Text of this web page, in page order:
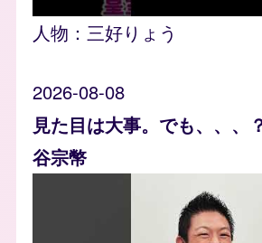
人物： 三好りょう
2026-08-08
見た目は大事。でも、、、
谷宗幣